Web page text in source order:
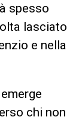
spesso
lasciato
e nella
chi non